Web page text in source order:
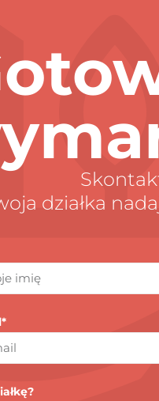
działka